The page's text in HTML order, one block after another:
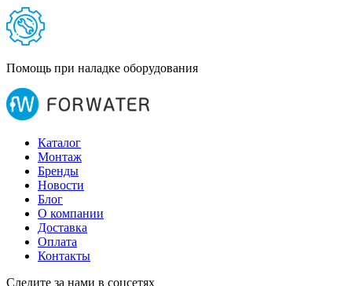
Помощь при наладке оборудования
Каталог
Монтаж
Бренды
Новости
Блог
О компании
Доставка
Оплата
Контакты
Следите за нами в соцсетях